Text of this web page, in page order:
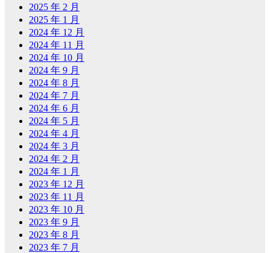
2025 年 2 月
2025 年 1 月
2024 年 12 月
2024 年 11 月
2024 年 10 月
2024 年 9 月
2024 年 8 月
2024 年 7 月
2024 年 6 月
2024 年 5 月
2024 年 4 月
2024 年 3 月
2024 年 2 月
2024 年 1 月
2023 年 12 月
2023 年 11 月
2023 年 10 月
2023 年 9 月
2023 年 8 月
2023 年 7 月